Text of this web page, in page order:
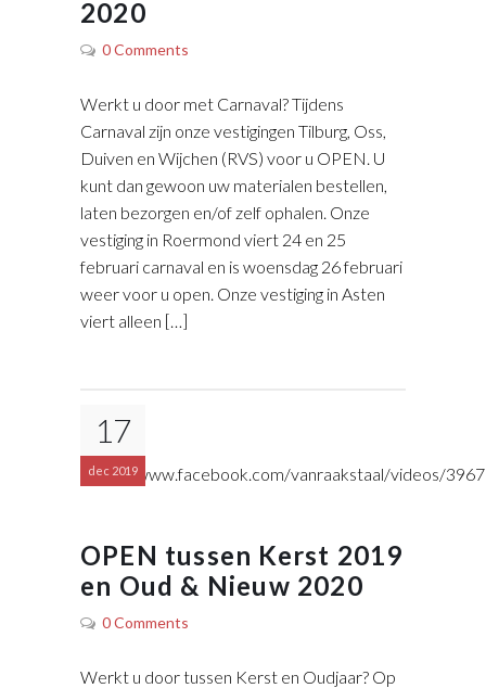
2020
0 Comments
Werkt u door met Carnaval? Tijdens
Carnaval zijn onze vestigingen Tilburg, Oss,
Duiven en Wijchen (RVS) voor u OPEN. U
kunt dan gewoon uw materialen bestellen,
laten bezorgen en/of zelf ophalen. Onze
vestiging in Roermond viert 24 en 25
februari carnaval en is woensdag 26 februari
weer voor u open. Onze vestiging in Asten
viert alleen […]
https://www.facebook.com/vanraakstaal/videos/
17
dec 2019
OPEN tussen Kerst 2019
en Oud & Nieuw 2020
0 Comments
Werkt u door tussen Kerst en Oudjaar? Op